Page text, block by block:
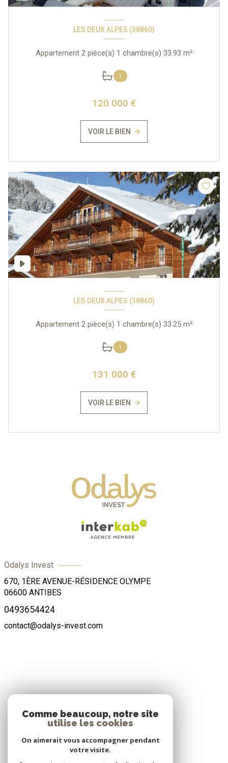
LES DEUX ALPES (38860)
Appartement 2 pièce(s) 1 chambre(s) 33.93 m²
1
120 000 €
VOIR LE BIEN
LES DEUX ALPES (38860)
Appartement 2 pièce(s) 1 chambre(s) 33.25 m²
1
131 000 €
VOIR LE BIEN
Odalys Invest
670, 1ÈRE AVENUE-RÉSIDENCE OLYMPE
06600 ANTIBES
0493654424
contact@odalys-invest.com
Nous adhérons
Comme beaucoup, notre site
utilise les cookies
On aimerait vous accompagner pendant
votre visite.